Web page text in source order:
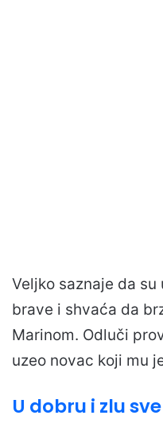
Veljko saznaje da
brave i shvaća da
Marinom. Odluči
uzeo novac koji mu
U dobru i zlu